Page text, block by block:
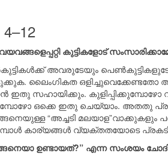
കുട്ടികളോട്
അവരുടേയും
ലൈംഗികത
ഇതു സഹായിക്കും.
ഒക്കെ ഇതു ചെയ്യാം. അതതു
“അച്ചടി
കാര്യങ്ങള്‍ വ്യക്തതയോടെ
ഉണ്ടായത്?” എന്ന സംശയം